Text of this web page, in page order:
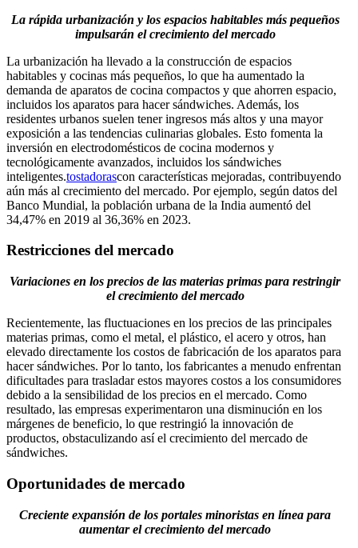
La rápida urbanización y los espacios habitables más pequeños
impulsarán el crecimiento del mercado
La urbanización ha llevado a la construcción de espacios
habitables y cocinas más pequeños, lo que ha aumentado la
demanda de aparatos de cocina compactos y que ahorren espacio,
incluidos los aparatos para hacer sándwiches. Además, los
residentes urbanos suelen tener ingresos más altos y una mayor
exposición a las tendencias culinarias globales. Esto fomenta la
inversión en electrodomésticos de cocina modernos y
tecnológicamente avanzados, incluidos los sándwiches
inteligentes.tostadorascon características mejoradas, contribuyendo
aún más al crecimiento del mercado. Por ejemplo, según datos del
Banco Mundial, la población urbana de la India aumentó del
34,47% en 2019 al 36,36% en 2023.
Restricciones del mercado
Variaciones en los precios de las materias primas para restringir
el crecimiento del mercado
Recientemente, las fluctuaciones en los precios de las principales
materias primas, como el metal, el plástico, el acero y otros, han
elevado directamente los costos de fabricación de los aparatos para
hacer sándwiches. Por lo tanto, los fabricantes a menudo enfrentan
dificultades para trasladar estos mayores costos a los consumidores
debido a la sensibilidad de los precios en el mercado. Como
resultado, las empresas experimentaron una disminución en los
márgenes de beneficio, lo que restringió la innovación de
productos, obstaculizando así el crecimiento del mercado de
sándwiches.
Oportunidades de mercado
Creciente expansión de los portales minoristas en línea para
aumentar el crecimiento del mercado